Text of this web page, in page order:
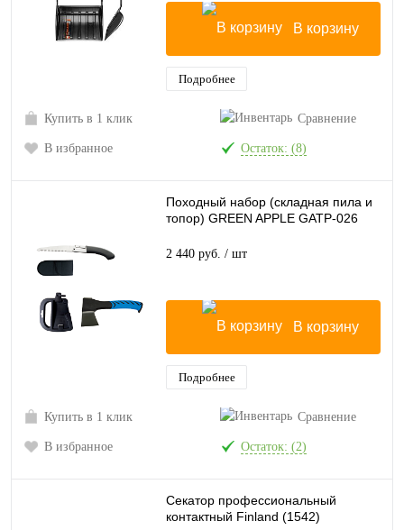
В корзину
Подробнее
Купить в 1 клик Сравнение
В избранное Остаток: (8)
Походный набор (складная пила и
топор) GREEN APPLE GATP-026
2 440 руб. / шт
В корзину
Подробнее
Купить в 1 клик Сравнение
В избранное Остаток: (2)
Секатор профессиональный
контактный Finland (1542)